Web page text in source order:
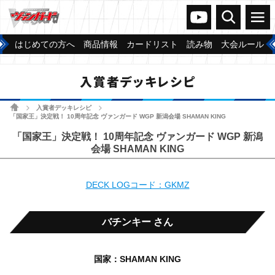
ヴァンガードch
検索 メニュー
はじめての方へ 商品情報 カードリスト 読み物 大会ルール
入賞者デッキレシピ
ホーム 入賞者デッキレシピ
「国家王」決定戦！ 10周年記念 ヴァンガード WGP 新潟会場 SHAMAN KING
「国家王」決定戦！ 10周年記念 ヴァンガード WGP 新潟
会場 SHAMAN KING
DECK LOGコード：GKMZ
バチンキー さん
国家：SHAMAN KING